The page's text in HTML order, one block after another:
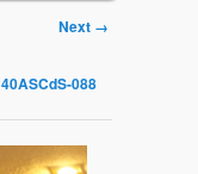
Next →
40ASCdS-088